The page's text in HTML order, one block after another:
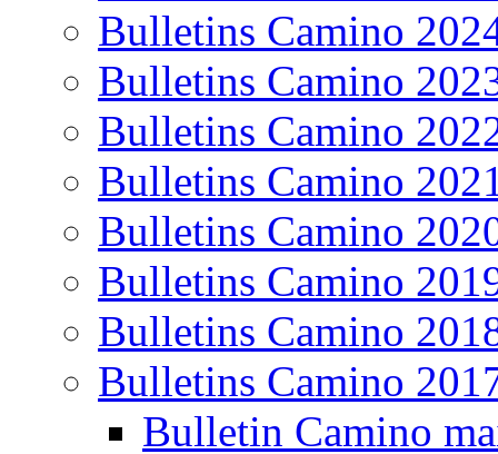
Bulletins Camino
Bulletins Camino
Bulletins Camino
Bulletins Camino
Bulletins Camino
Bulletins Camino
Bulletins Camino
Bulletins Camino
Bulletin Camino